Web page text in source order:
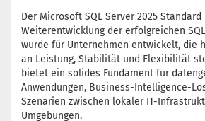
Der Microsoft SQL Server 2025
Weiterentwicklung der erfolgreichen
wurde für Unternehmen entwickelt, die
an Leistung, Stabilität und Flexibilität
bietet ein solides Fundament für
Anwendungen, Business-Intelligence-
Szenarien zwischen lokaler IT-
Umgebungen.